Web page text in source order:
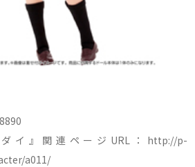
イ』関連ページURL：http://p-
a011/